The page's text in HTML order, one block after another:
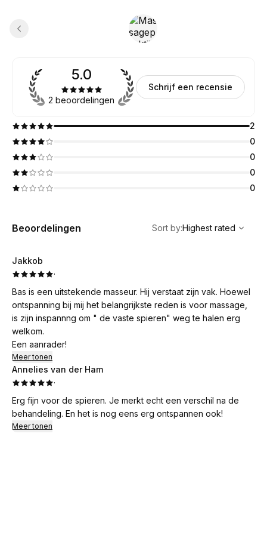
5.0
2 beoordelingen
Schrijf een recensie
2
0
0
0
0
Beoordelingen
Highest rated
Sort by:Highest rated
Jakkob
·
Bas is een uitstekende masseur. Hij verstaat zijn vak. Hoewel
ontspanning bij mij het belangrijkste reden is voor massage,
is zijn inspannng om " de vaste spieren" weg te halen erg
welkom.
Een aanrader!
Meer tonen
Annelies van der Ham
·
Erg fijn voor de spieren. Je merkt echt een verschil na de
behandeling. En het is nog eens erg ontspannen ook!
Meer tonen